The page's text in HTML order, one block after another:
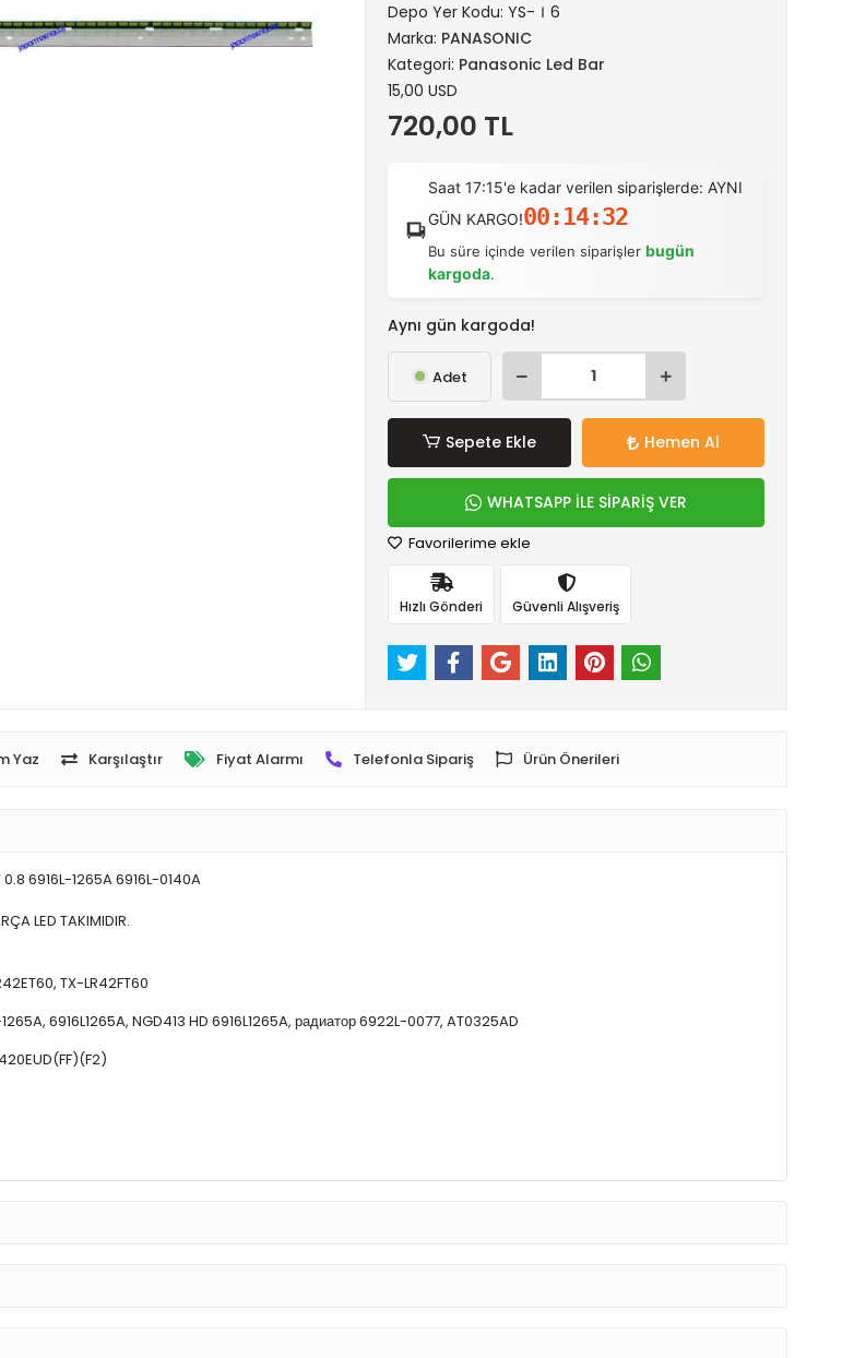
Depo Yer Kodu: YS-Ｉ6
Marka: PANASONIC
Kategori: Panasonic Led Bar
15,00 USD
720,00 TL
Saat 17:15'e kadar verilen siparişlerde: AYNI
GÜN KARGO!00:14:32
Bu süre içinde verilen siparişler bugün
kargoda.
Aynı gün kargoda!
Adet
Sepete Ekle Hemen Al
WHATSAPP İLE SİPARİŞ VER
Favorilerime ekle
Hızlı Gönderi Güvenli Alışveriş
Yaz Karşılaştır Fiyat Alarmı Telefonla Sipariş Ürün Önerileri
0.8 6916L-1265A 6916L-0140A
LED TAKIMIDIR.
TX-LR42FT60
6916L1265A, NGD413 HD 6916L1265A, радиатор 6922L-0077, AT0325AD